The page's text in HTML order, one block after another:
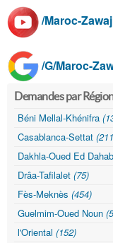
/Maroc-Zawaj
/G/Maroc-
Demandes par
Béni Mellal-Khénifra
Casablanca-Settat
Dakhla-Oued Ed Dahab
Drâa-Tafilalet (75)
Fès-Meknès (454)
Guelmim-Oued Noun
l'Oriental (152)